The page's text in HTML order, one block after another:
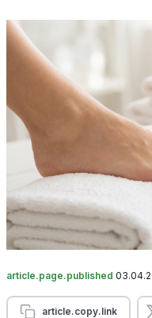
article.page.published
article.copy.link